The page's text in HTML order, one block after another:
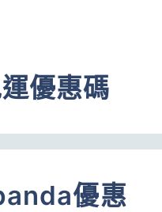
優惠碼
優惠